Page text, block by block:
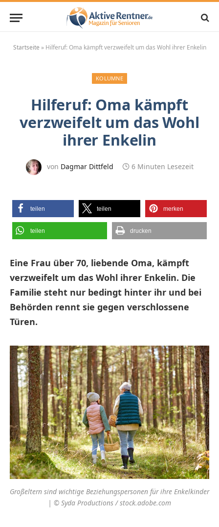
Startseite » Hilferuf: Oma kämpft verzweifelt um das Wohl ihrer Enkelin
KOLUMNE
Hilferuf: Oma kämpft
verzweifelt um das Wohl
ihrer Enkelin
von Dagmar Dittfeld 6 Minuten Lesezeit
teilen teilen merken
teilen drucken
Eine Frau über 70, liebende Oma, kämpft
verzweifelt um das Wohl ihrer Enkelin. Die
Familie steht nur bedingt hinter ihr und bei
Behörden rennt sie gegen verschlossene
Türen.
Großeltern sind wichtige Beziehungspersonen für ihre Enkelkinder
| © Syda Productions / stock.adobe.com